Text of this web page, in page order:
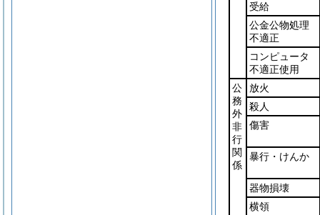
受給
公金公物処理
不適正
コンピュータ
不適正使用
公
務
外
非
行
関
係
放火
殺人
傷害
暴行・けんか
器物損壊
横領